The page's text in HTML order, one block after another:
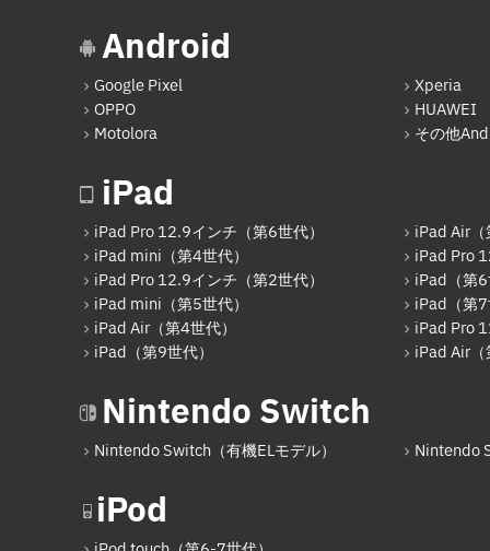
Android
Google Pixel
Xperia
OPPO
HUAWEI
Motolora
その他
iPad
iPad Pro 12.9インチ（第6世代）
iPad Air
iPad mini（第4世代）
iPad Pro
iPad Pro 12.9インチ（第2世代）
iPad（第
iPad mini（第5世代）
iPad（第
iPad Air（第4世代）
iPad Pro
iPad（第9世代）
iPad Air
Nintendo Switch
Nintendo Switch（有機ELモデル） Nintendo
iPod